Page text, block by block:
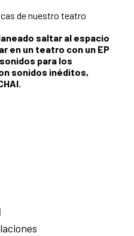
de nuestro teatro
saltar al espacio
en un teatro con un EP
para los
sonidos inéditos,